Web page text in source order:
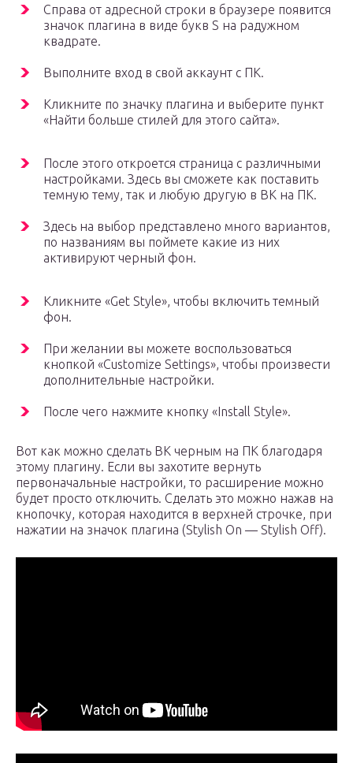
Справа от адресной строки в браузере появится
значок плагина в виде букв S на радужном
квадрате.
Выполните вход в свой аккаунт с ПК.
Кликните по значку плагина и выберите пункт
«Найти больше стилей для этого сайта».
После этого откроется страница с различными
настройками. Здесь вы сможете как поставить
темную тему, так и любую другую в ВК на ПК.
Здесь на выбор представлено много вариантов,
по названиям вы поймете какие из них
активируют черный фон.
Кликните «Get Style», чтобы включить темный
фон.
При желании вы можете воспользоваться
кнопкой «Customize Settings», чтобы произвести
дополнительные настройки.
После чего нажмите кнопку «Install Style».
Вот как можно сделать ВК черным на ПК благодаря
этому плагину. Если вы захотите вернуть
первоначальные настройки, то расширение можно
будет просто отключить. Сделать это можно нажав на
кнопочку, которая находится в верхней строчке, при
нажатии на значок плагина (Stylish On — Stylish Off).